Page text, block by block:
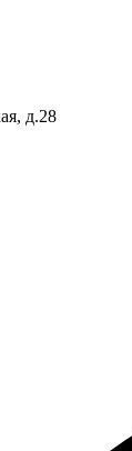
д.28